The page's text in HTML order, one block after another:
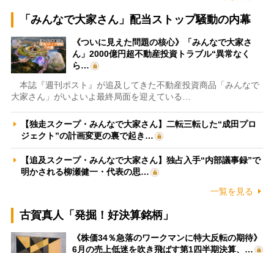
「みんなで大家さん」配当ストップ騒動の内幕
《ついに見えた問題の核心》「みんなで大家さ
ん」2000億円超不動産投資トラブル“異常なく
ら…
本誌『週刊ポスト』が追及してきた不動産投資商品「みんなで
大家さん」がいよいよ最終局面を迎えている…
【独走スクープ・みんなで大家さん】二転三転した“成田プロ
ジェクト”の計画変更の裏で起き…
【追及スクープ・みんなで大家さん】独占入手“内部議事録”で
明かされる柳瀬健一・代表の思…
一覧を見る
古賀真人「発掘！好決算銘柄」
《株価34％急落のワークマンに特大反転の期待》
6月の売上低迷を吹き飛ばす第1四半期決算、…